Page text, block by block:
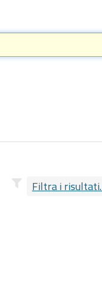
Filtra i risultati.